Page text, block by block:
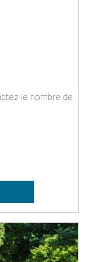
2
de salles de bain: 2
chez
le nombre de